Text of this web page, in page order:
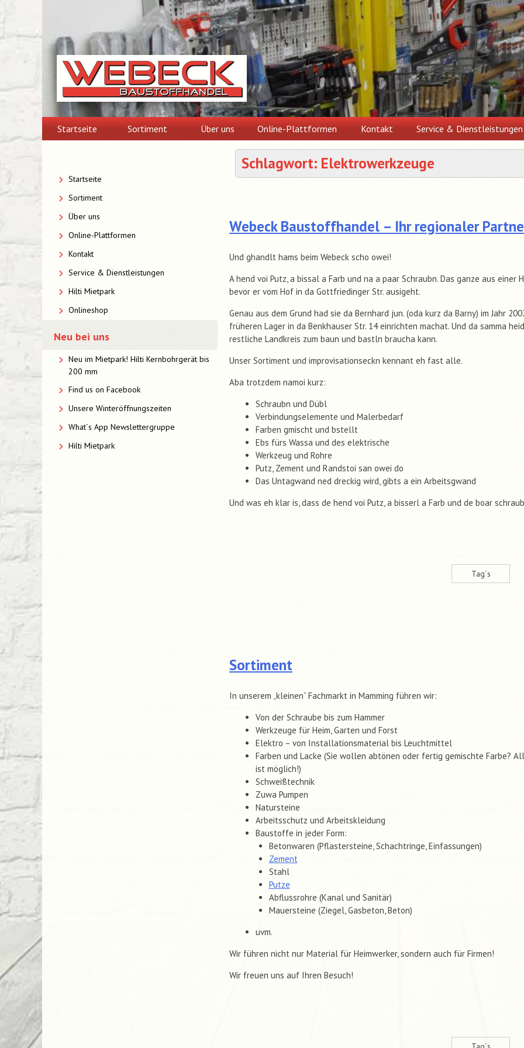
Startseite Sortiment Über uns Online-Plattformen Kontakt Service & Dienstleistungen
Schlagwort: Elektrowerkzeuge
Webeck Baustoffhandel – Ihr regionaler
Und ghandlt hams beim Webeck scho owei!
A hend voi Putz, a bissal a Farb und na a paar Schraubn. Das ganze aus einer
bevor er vom Hof in da Gottfriedinger Str. ausigeht.
Genau aus dem Grund had sie da Bernhard jun. (oda kurz da Barny) im Jahr
früheren Lager in da Benkhauser Str. 14 einrichten machat. Und da samma
restliche Landkreis zum baun und bastln braucha kann.
Unser Sortiment und improvisationseckn kennant eh fast alle.
Aba trotzdem namoi kurz:
Schraubn und Dübl
Verbindungselemente und Malerbedarf
Farben gmischt und bstellt
Ebs fürs Wassa und des elektrische
Werkzeug und Rohre
Putz, Zement und Randstoi san owei do
Das Untagwand ned dreckig wird, gibts a ein Arbeitsgwand
Und was eh klar is, dass de hend voi Putz, a bisserl a Farb und de boar
Tag´s
Sortiment
In unserem „kleinen“ Fachmarkt in Mamming führen wir:
Von der Schraube bis zum Hammer
Werkzeuge für Heim, Garten und Forst
Elektro – von Installationsmaterial bis Leuchtmittel
Farben und Lacke (Sie wollen abtönen oder fertig gemischte Farbe?
ist möglich!)
Schweißtechnik
Zuwa Pumpen
Natursteine
Arbeitsschutz und Arbeitskleidung
Baustoffe in jeder Form:
Betonwaren (Pflastersteine, Schachtringe, Einfassungen)
Zement
Stahl
Putze
Abflussrohre (Kanal und Sanitär)
Mauersteine (Ziegel, Gasbeton, Beton)
uvm.
Wir führen nicht nur Material für Heimwerker, sondern auch für Firmen!
Wir freuen uns auf Ihren Besuch!
Startseite
Sortiment
Über uns
Online-Plattformen
Kontakt
Service & Dienstleistungen
Hilti Mietpark
Onlineshop
Neu bei uns
Neu im Mietpark! Hilti Kernbohrgerät bis
200 mm
Find us on Facebook
Unsere Winteröffnungszeiten
What´s App Newslettergruppe
Hilti Mietpark